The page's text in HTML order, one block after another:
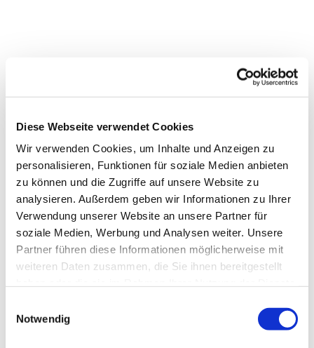
Diese Webseite verwendet Cookies
Wir verwenden Cookies, um Inhalte und Anzeigen zu
personalisieren, Funktionen für soziale Medien anbieten
zu können und die Zugriffe auf unsere Website zu
analysieren. Außerdem geben wir Informationen zu Ihrer
Verwendung unserer Website an unsere Partner für
soziale Medien, Werbung und Analysen weiter. Unsere
Partner führen diese Informationen möglicherweise mit
weiteren Daten zusammen, die Sie ihnen bereitgestellt
Notwendig
Dies könnte Sie auch
interessieren